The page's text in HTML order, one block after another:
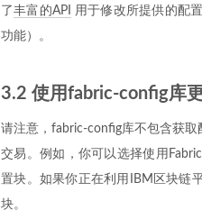
了丰富的API
用于修改所提供的配
功能）。
3.2 使用fabric-config库
请注意，fabric-config库不包含获
交易。例如，你可以选择使用
置块。如果你正在利用IBM区块链
块。